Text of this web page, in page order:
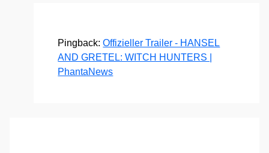
Pingback:Offizieller Trailer - HANSEL
AND GRETEL: WITCH HUNTERS |
PhantaNews